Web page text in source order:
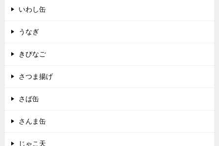
いわし缶
うなぎ
きびなご
さつま揚げ
さば缶
さんま缶
じゃこ天